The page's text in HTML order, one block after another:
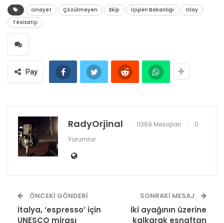
cinayet Çözülmeyen Eki̇p İçişleri Bakanlığı
Olay
Tesisatçı
Pay
RadyOrjinal 11369 Mesajları
0
Yorumlar
ÖNCEKI GÖNDERI
İtalya, ‘espresso’ için
UNESCO mirası
SONRAKI MESAJ
İki ayağının üzerine
kalkarak esnaftan